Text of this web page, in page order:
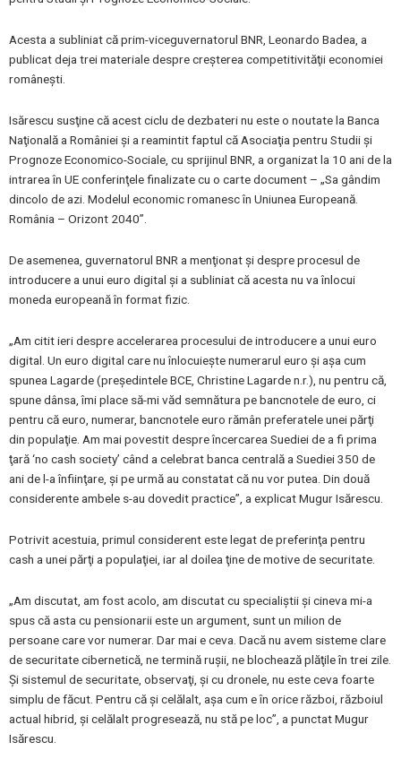
Acesta a subliniat că prim-viceguvernatorul BNR, Leonardo Badea, a
publicat deja trei materiale despre creşterea competitivităţii economiei
româneşti.
Isărescu susţine că acest ciclu de dezbateri nu este o noutate la Banca
Naţională a României şi a reamintit faptul că Asociaţia pentru Studii şi
Prognoze Economico-Sociale, cu sprijinul BNR, a organizat la 10 ani de la
intrarea în UE conferinţele finalizate cu o carte document – „Sa gândim
dincolo de azi. Modelul economic romanesc în Uniunea Europeană.
România – Orizont 2040”.
De asemenea, guvernatorul BNR a menţionat şi despre procesul de
introducere a unui euro digital şi a subliniat că acesta nu va înlocui
moneda europeană în format fizic.
„Am citit ieri despre accelerarea procesului de introducere a unui euro
digital. Un euro digital care nu înlocuieşte numerarul euro şi aşa cum
spunea Lagarde (preşedintele BCE, Christine Lagarde n.r.), nu pentru că,
spune dânsa, îmi place să-mi văd semnătura pe bancnotele de euro, ci
pentru că euro, numerar, bancnotele euro rămân preferatele unei părţi
din populaţie. Am mai povestit despre încercarea Suediei de a fi prima
ţară ‘no cash society’ când a celebrat banca centrală a Suediei 350 de
ani de l-a înfiinţare, şi pe urmă au constatat că nu vor putea. Din două
considerente ambele s-au dovedit practice”, a explicat Mugur Isărescu.
Potrivit acestuia, primul considerent este legat de preferinţa pentru
cash a unei părţi a populaţiei, iar al doilea ţine de motive de securitate.
„Am discutat, am fost acolo, am discutat cu specialiştii şi cineva mi-a
spus că asta cu pensionarii este un argument, sunt un milion de
persoane care vor numerar. Dar mai e ceva. Dacă nu avem sisteme clare
de securitate cibernetică, ne termină ruşii, ne blochează plăţile în trei zile.
Şi sistemul de securitate, observaţi, şi cu dronele, nu este ceva foarte
simplu de făcut. Pentru că şi celălalt, aşa cum e în orice război, războiul
actual hibrid, şi celălalt progresează, nu stă pe loc”, a punctat Mugur
Isărescu.